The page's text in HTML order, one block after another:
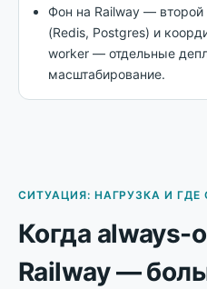
Фон на Railway —
(Redis, Postgres) и
worker — отдельные
масштабирование.
СИТУАЦИЯ: НАГРУЗКА И
Когда always-
Railway —